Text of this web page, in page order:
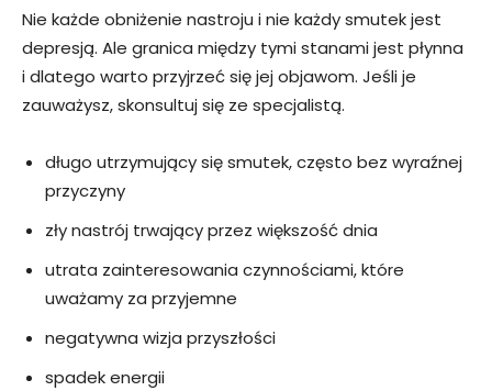
Nie każde obniżenie nastroju i nie każdy smutek jest
depresją. Ale granica między tymi stanami jest płynna
i dlatego warto przyjrzeć się jej objawom. Jeśli je
zauważysz, skonsultuj się ze specjalistą.
długo utrzymujący się smutek, często bez wyraźnej
przyczyny
zły nastrój trwający przez większość dnia
utrata zainteresowania czynnościami, które
uważamy za przyjemne
negatywna wizja przyszłości
spadek energii